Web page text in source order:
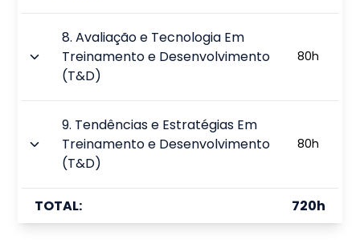
8.Avaliação e Tecnologia Em
Treinamento e Desenvolvimento
(T&D)
80h
9. Tendências e Estratégias Em
Treinamento e Desenvolvimento
(T&D)
80h
TOTAL: 720h